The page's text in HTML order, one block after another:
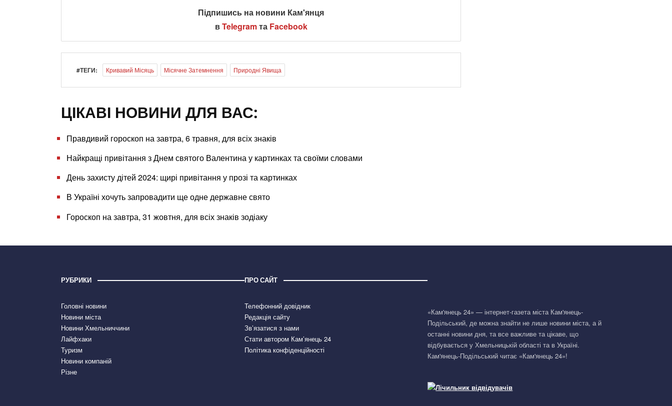
Підпишись на новини Кам'янця
вTelegramта Facebook
#ТЕГИ: Кривавий Місяць Місячне Затемнення Природні Явища
ЦІКАВІ НОВИНИ ДЛЯ ВАС:
Правдивий гороскоп на завтра, 6 травня, для всіх знаків
Найкращі привітання з Днем святого Валентина у картинках та своїми словами
День захисту дітей 2024: щирі привітання у прозі та картинках
В Україні хочуть запровадити ще одне державне свято
Гороскоп на завтра, 31 жовтня, для всіх знаків зодіаку
РУБРИКИ
Головні новини
Новини міста
Новини Хмельниччини
Лайфхаки
Туризм
Новини компаній
Різне
ПРО САЙТ
Телефонний довідник
Редакція сайту
Зв’язатися з нами
Стати автором Кам’янець 24
Політика конфіденційності
«Кам'янець 24» — інтернет-газета міста Кам'янець-
Подільський, де можна знайти не лише новини міста, а й
останні новини дня, та все важливе та цікаве, що
відбувається у Хмельницькій області та в Україні.
Кам'янець-Подільський читає «Кам'янець 24»!